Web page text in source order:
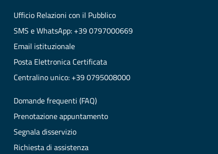
Ufficio Relazioni con il Pubblico
SMS e WhatsApp: +39 0797000669
Email istituzionale
Posta Elettronica Certificata
Centralino unico: +39 0795008000
Domande frequenti (FAQ)
Prenotazione appuntamento
Segnala disservizio
Richiesta di assistenza